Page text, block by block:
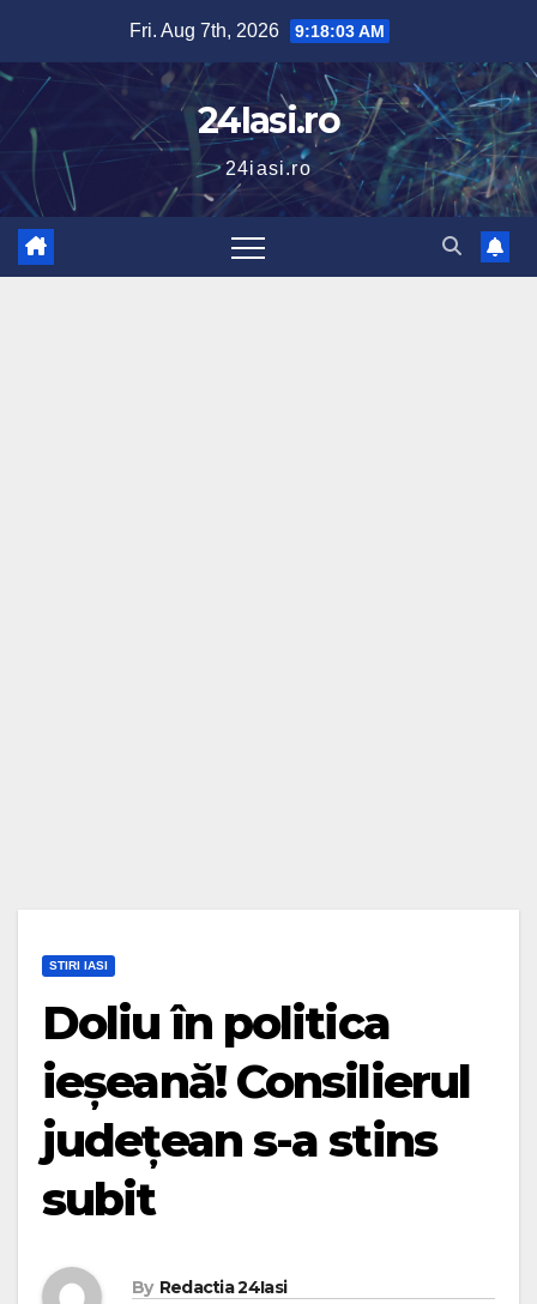
content
Fri. Aug 7th, 2026 9:18:04 AM
24Iasi.ro
24iasi.ro
STIRI IASI
Doliu în politica
ieșeană! Consilierul
județean s-a stins
subit
By Redactia 24Iasi